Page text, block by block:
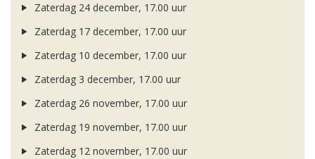
Zaterdag 24 december, 17.00 uur
Zaterdag 17 december, 17.00 uur
Zaterdag 10 december, 17.00 uur
Zaterdag 3 december, 17.00 uur
Zaterdag 26 november, 17.00 uur
Zaterdag 19 november, 17.00 uur
Zaterdag 12 november, 17.00 uur